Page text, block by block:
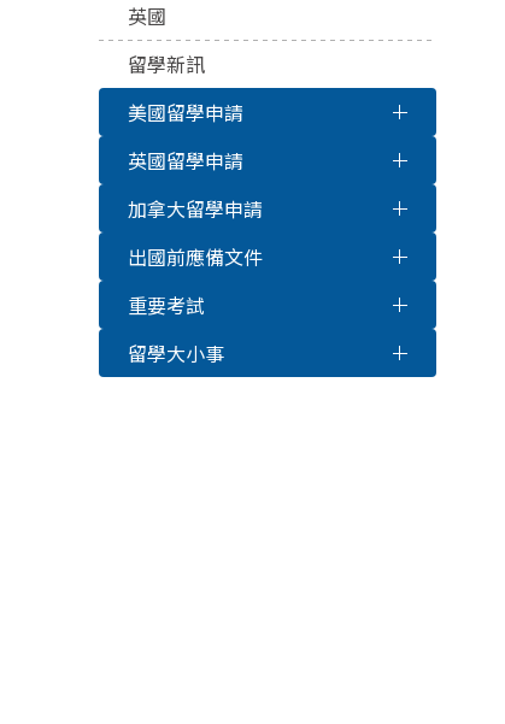
英國
留學新訊
美國留學申請
英國留學申請
加拿大留學申請
出國前應備文件
重要考試
留學大小事